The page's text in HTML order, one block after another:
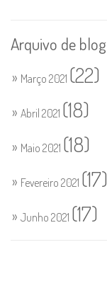
Arquivo de blog
Março 2021 (22)
Abril 2021 (18)
Maio 2021 (18)
Fevereiro 2021 (17)
Junho 2021 (17)